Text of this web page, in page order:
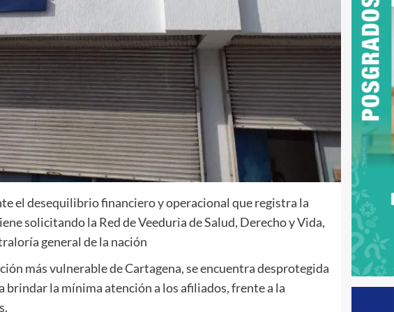
el desequilibrio financiero y operacional que registra la
solicitando la Red de Veeduria de Salud, Derecho y Vida,
general de la nación
más vulnerable de Cartagena, se encuentra desprotegida
brindar la mínima atención a los afiliados, frente a la